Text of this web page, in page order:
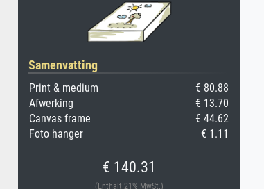
Samenvatting
Print & medium
€ 80.88
Afwerking
€ 13.70
Canvas frame
€ 44.62
Foto hanger
€ 1.11
€ 140.31
(Enthält 21% MwSt.)